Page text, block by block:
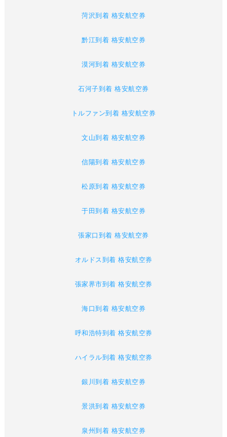
菏沢到着 格安航空券
黔江到着 格安航空券
漠河到着 格安航空券
石河子到着 格安航空券
トルファン到着 格安航空券
文山到着 格安航空券
信陽到着 格安航空券
松原到着 格安航空券
于田到着 格安航空券
張家口到着 格安航空券
オルドス到着 格安航空券
張家界市到着 格安航空券
海口到着 格安航空券
呼和浩特到着 格安航空券
ハイラル到着 格安航空券
銀川到着 格安航空券
景洪到着 格安航空券
泉州到着 格安航空券